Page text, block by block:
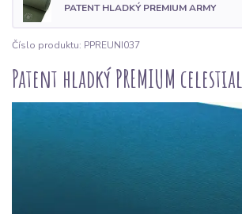
PATENT HLADKÝ PREMIUM ARMY
Číslo produktu: PPREUNI037
Patent hladký PREMIUM celestial